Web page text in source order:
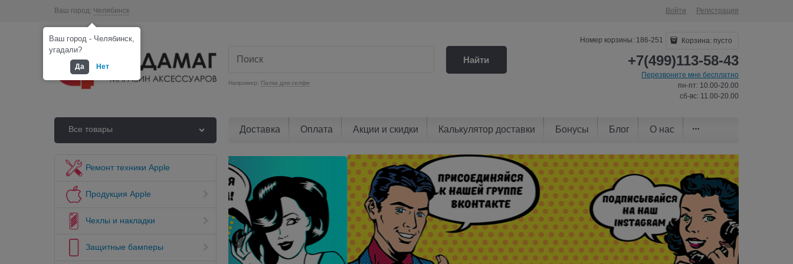
Ваш город: Челябинск Войти Регистрация
Например: Палка для селфи
Найти
Номер корзины: 186-251 Корзина: пусто
+7(499)113-58-43
Перезвоните мне бесплатно
пн-пт: 10.00-20.00
сб-вс: 11.00-20.00
Все товары Доставка Оплата Акции и скидки Калькулятор доставки Бонусы Блог О нас
Ремонт техники Apple
Продукция Apple
Чехлы и накладки
Защитные бамперы
Ваш город - Челябинск,
угадали?
Да Нет